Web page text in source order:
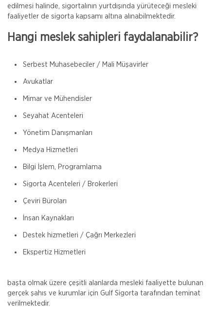
TEKLİF AL
edilmesi halinde, sigortalının yurtdışında yürüteceği mesleki
faaliyetler de sigorta kapsamı altına alınabilmektedir.
Hangi meslek sahipleri faydalanabilir?
Serbest Muhasebeciler / Mali Müşavirler
Avukatlar
Mimar ve Mühendisler
Seyahat Acenteleri
Yönetim Danışmanları
Medya Hizmetleri
Bilgi İşlem, Programlama
Sigorta Acenteleri / Brokerleri
Çeviri Büroları
İnsan Kaynakları
Destek hizmetleri / Çağrı Merkezleri
Ekspertiz Hizmetleri
başta olmak üzere çeşitli alanlarda mesleki faaliyette bulunan
gerçek şahıs ve kurumlar için Gulf Sigorta tarafından teminat
verilmektedir.